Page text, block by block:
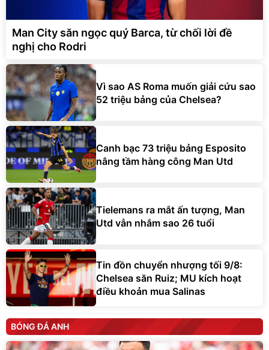
Man City săn ngọc quý Barca, từ chối lời đề
nghị cho Rodri
Vì sao AS Roma muốn giải cứu sao
52 triệu bảng của Chelsea?
Canh bạc 73 triệu bảng Esposito
nâng tầm hàng công Man Utd
Tielemans ra mắt ấn tượng, Man
Utd vẫn nhắm sao 26 tuổi
Tin đồn chuyển nhượng tối 9/8:
Chelsea săn Ruiz; MU kích hoạt
điều khoản mua Salinas
BÓNG ĐÁ ANH